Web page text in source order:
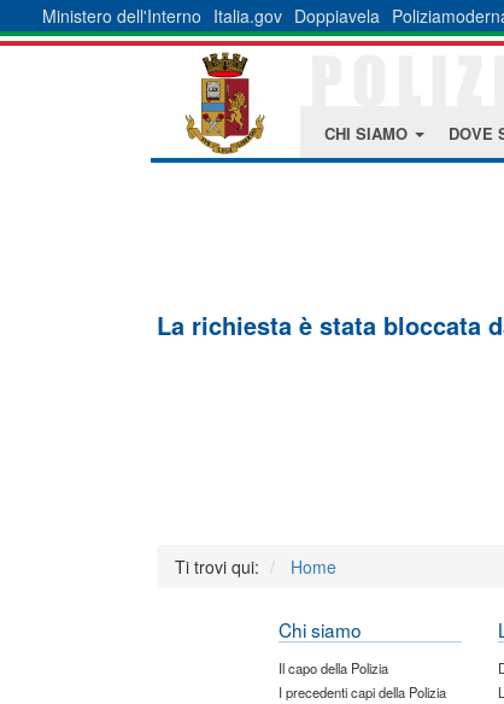
Ministero dell'Interno Italia.gov Doppiavela
CHI SIAMO DOVE
La richiesta è stata bloccata
Ti trovi qui: Home
Chi siamo
Il capo della Polizia
I precedenti capi della Polizia